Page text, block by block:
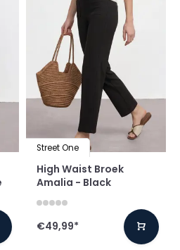
Street One
High Waist Broek
Amalia - Black
€49,99*